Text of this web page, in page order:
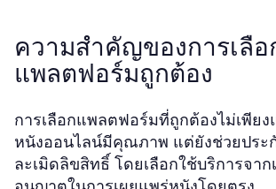
ความสำคัญของการเลือ
แพลตฟอร์มถูกต้อง
การเลือกแพลตฟอร์มที่ถูกต้องไม่เพีย
หนังออนไลน์มีคุณภาพ แต่ยังช่วยประ
ละเมิดลิขสิทธิ์ โดยเลือกใช้บริการจา